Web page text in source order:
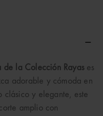
de la Colección Rayas es
adorable y cómoda en
clásico y elegante, este
amplio con